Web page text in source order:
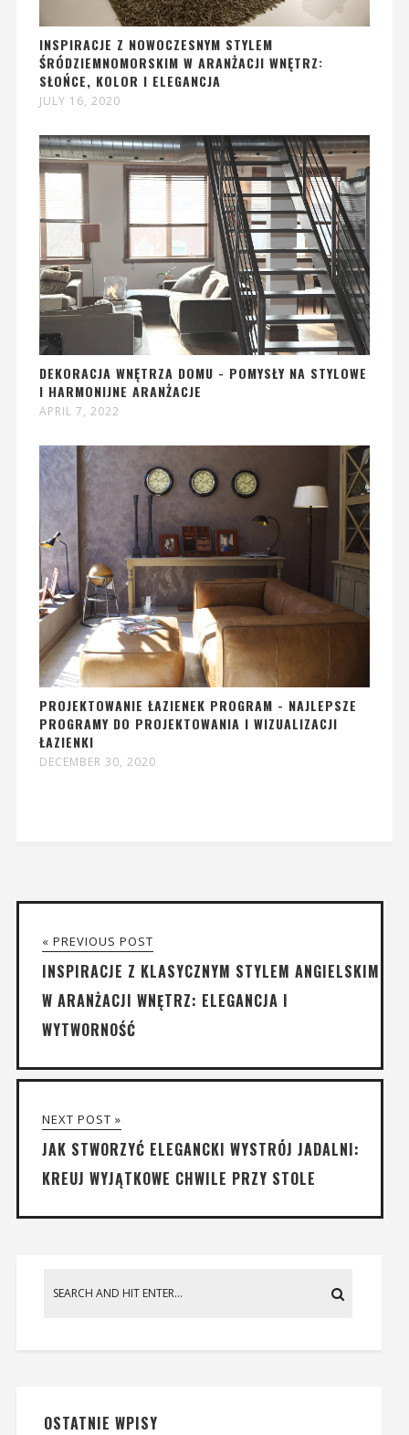
INSPIRACJE Z NOWOCZESNYM STYLEM
ŚRÓDZIEMNOMORSKIM W ARANŻACJI WNĘTRZ:
SŁOŃCE, KOLOR I ELEGANCJA
JULY 16, 2020
DEKORACJA WNĘTRZA DOMU - POMYSŁY NA STYLOWE
I HARMONIJNE ARANŻACJE
APRIL 7, 2022
PROJEKTOWANIE ŁAZIENEK PROGRAM - NAJLEPSZE
PROGRAMY DO PROJEKTOWANIA I WIZUALIZACJI
ŁAZIENKI
DECEMBER 30, 2020
« PREVIOUS POST
INSPIRACJE Z KLASYCZNYM STYLEM ANGIELSKIM
W ARANŻACJI WNĘTRZ: ELEGANCJA I
WYTWORNOŚĆ
NEXT POST »
JAK STWORZYĆ ELEGANCKI WYSTRÓJ JADALNI:
KREUJ WYJĄTKOWE CHWILE PRZY STOLE
OSTATNIE WPISY